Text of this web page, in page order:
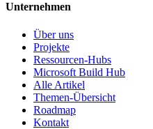
Unternehmen
Über uns
Projekte
Ressourcen-Hubs
Microsoft Build Hub
Alle Artikel
Themen-Übersicht
Roadmap
Kontakt